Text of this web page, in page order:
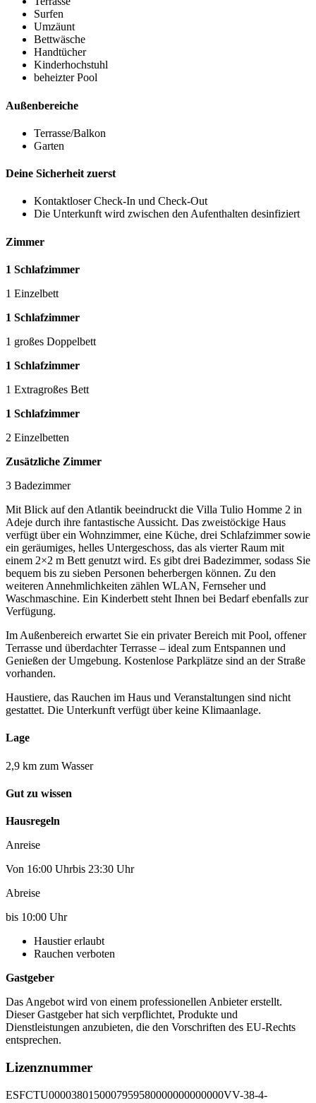
Surfen
Umzäunt
Bettwäsche
Handtücher
Kinderhochstuhl
beheizter Pool
Außenbereiche
Terrasse/Balkon
Garten
Deine Sicherheit zuerst
Kontaktloser Check-In und Check-Out
Die Unterkunft wird zwischen den Aufenthalten desinfiziert
Zimmer
1 Schlafzimmer
1 Einzelbett
1 Schlafzimmer
1 großes Doppelbett
1 Schlafzimmer
1 Extragroßes Bett
1 Schlafzimmer
2 Einzelbetten
Zusätzliche Zimmer
3 Badezimmer
Mit Blick auf den Atlantik beeindruckt die Villa Tulio Homme 2 in
Adeje durch ihre fantastische Aussicht. Das zweistöckige Haus
verfügt über ein Wohnzimmer, eine Küche, drei Schlafzimmer sowie
ein geräumiges, helles Untergeschoss, das als vierter Raum mit
einem 2×2 m Bett genutzt wird. Es gibt drei Badezimmer, sodass Sie
bequem bis zu sieben Personen beherbergen können. Zu den
weiteren Annehmlichkeiten zählen WLAN, Fernseher und
Waschmaschine. Ein Kinderbett steht Ihnen bei Bedarf ebenfalls zur
Verfügung.
Im Außenbereich erwartet Sie ein privater Bereich mit Pool, offener
Terrasse und überdachter Terrasse – ideal zum Entspannen und
Genießen der Umgebung. Kostenlose Parkplätze sind an der Straße
vorhanden.
Haustiere, das Rauchen im Haus und Veranstaltungen sind nicht
gestattet. Die Unterkunft verfügt über keine Klimaanlage.
Lage
2,9 km zum Wasser
Gut zu wissen
Hausregeln
Anreise
Von 16:00 Uhrbis 23:30 Uhr
Abreise
bis 10:00 Uhr
Haustier erlaubt
Rauchen verboten
Gastgeber
Das Angebot wird von einem professionellen Anbieter erstellt.
Dieser Gastgeber hat sich verpflichtet, Produkte und
Dienstleistungen anzubieten, die den Vorschriften des EU-Rechts
entsprechen.
Lizenznummer
ESFCTU0000380150007959580000000000000VV-38-4-